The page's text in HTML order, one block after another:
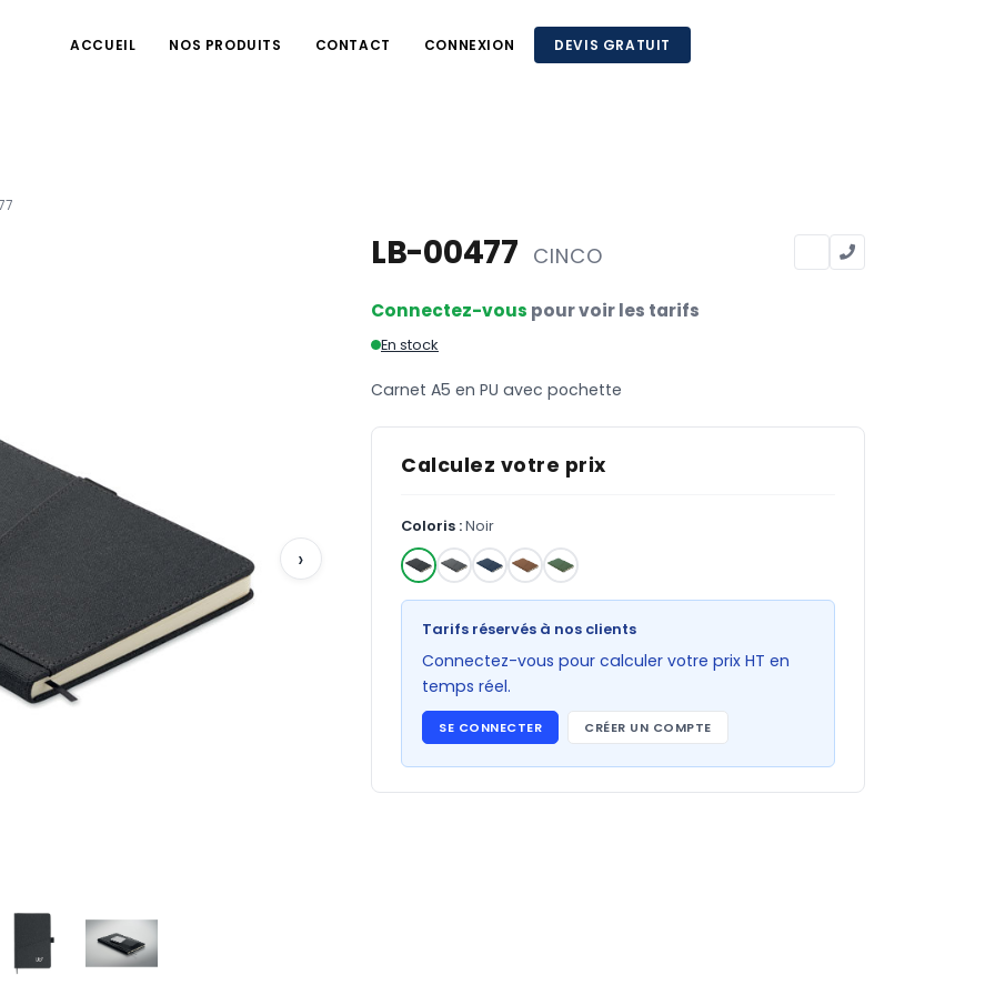
ACCUEIL NOS PRODUITS CONTACT CONNEXION DEVIS GRATUIT
›
LB-00477 CINCO
Connectez-vous pour voir les tarifs
En stock
Carnet A5 en PU avec pochette
Calculez votre prix
Coloris :Noir
Tarifs réservés à nos clients
Connectez-vous pour calculer votre prix HT en
temps réel.
SE CONNECTER CRÉER UN COMPTE